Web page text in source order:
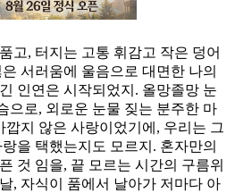
고, 터지는 고통 휘감고 작은 덩어
서러움에 울음으로 대면한 나의
인연은 시작되었지. 올망졸망 눈
으로, 외로운 눈물 짖는 분주한 마
깝지 않은 사랑이었기에, 우리는 그
을 택했는지도 모르지. 혼자만의
것 임을, 끝 모르는 시간의 구름위
, 자식이 품에서 날아가 저마다 아